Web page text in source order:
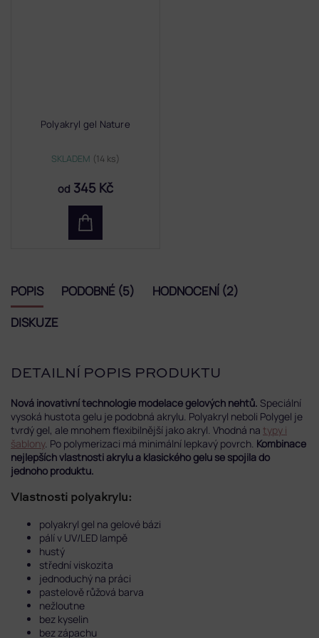
Polyakryl gel Nature
SKLADEM (14 ks)
od 345 Kč
POPIS PODOBNÉ (5)
HODNOCENÍ (2)
DISKUZE
DETAILNÍ POPIS PRODUKTU
Nová inovativní technologie modelace gelových nehtů. Speciální
vysoká hustota gelu je podobná akrylu. Polyakryl neboli Polygel je
tvrdý gel, ale mnohem flexibilnější jako akryl. Vhodná na typy i
šablony. Po polymerizaci má minimální lepkavý povrch. Kombinace
nejlepších vlastnosti akrylu a klasického gelu se spojila do
jednoho produktu.
Vlastnosti polyakrylu:
polyakryl gel na gelové bázi
pálí v UV/LED lampě
hustý
střední viskozita
jednoduchý na práci
pastelově růžová barva
nežloutne
bez kyselin
bez zápachu